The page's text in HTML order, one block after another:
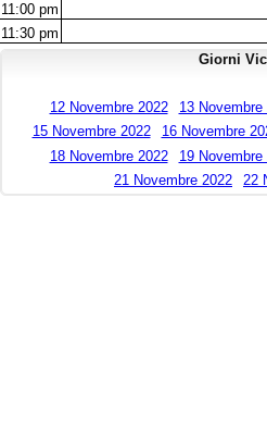
11:00 pm
11:30 pm
Giorni
12 Novembre 2022 13 Novembre
15 Novembre 2022
16 Novembre
18 Novembre 2022 19 Novembre
21 Novembre 2022
22